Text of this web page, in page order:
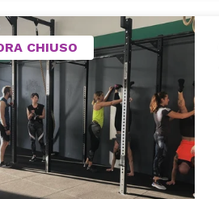
CHIUSO